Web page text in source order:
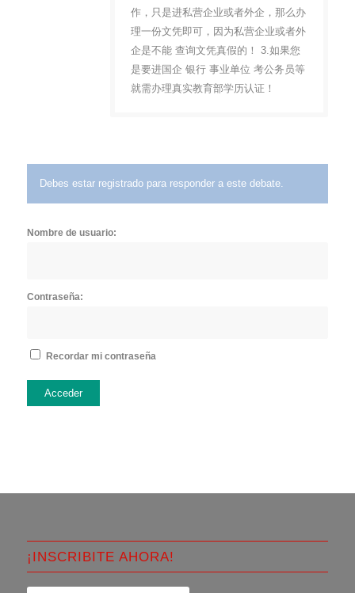
作，只是进私营企业或者外企，那么办
理一份文凭即可，因为私营企业或者外
企是不能 查询文凭真假的！ 3.如果您
是要进国企 银行 事业单位 考公务员等
就需办理真实教育部学历认证！
Debes estar registrado para responder a este debate.
Nombre de usuario:
Contraseña:
Recordar mi contraseña
Acceder
¡INSCRIBITE AHORA!